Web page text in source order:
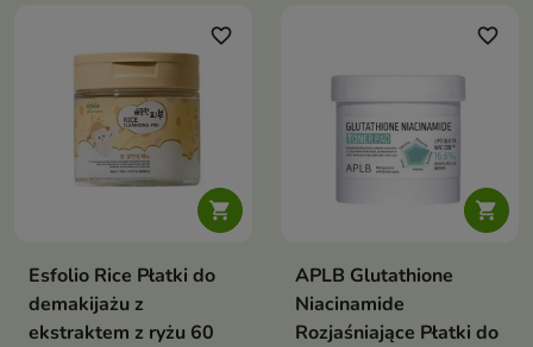

favorite_border
Esfolio Rice Płatki do
demakijażu z
ekstraktem z ryżu 60

favorite_border
APLB Glutathione
Niacinamide
Rozjaśniające Płatki do